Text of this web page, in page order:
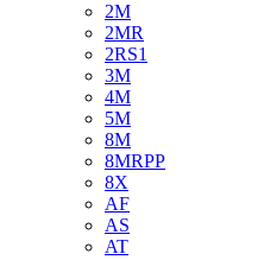
2M
2MR
2RS1
3M
4M
5M
8M
8MRPP
8X
AF
AS
AT